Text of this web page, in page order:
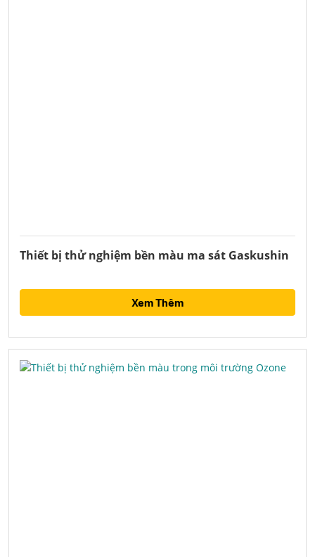
Thiết bị thử nghiệm bền màu ma sát Gaskushin
Xem Thêm